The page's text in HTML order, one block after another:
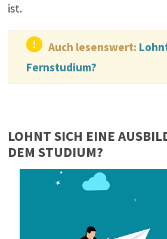
ist.
Auch lesenswert:
Fernstudium?
LOHNT SICH EINE
DEM STUDIUM?